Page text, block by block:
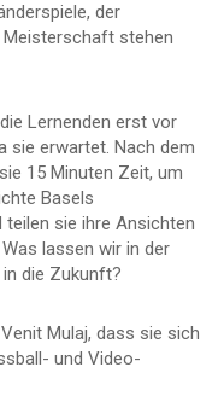
der
stehen
Lernenden erst vor
sie erwartet. Nach dem
15 Minuten Zeit, um
Basels
sie ihre Ansichten
lassen wir in der
die Zukunft?
Mulaj, dass sie sich
und Video-